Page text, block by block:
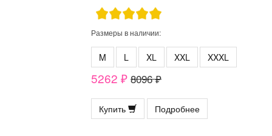
Размеры в наличии:
M L XL XXL XXXL
5262 ₽ 8096 ₽
Купить Подробнее